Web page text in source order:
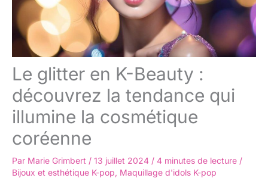
Le glitter en K-Beauty :
découvrez la tendance qui
illumine la cosmétique
coréenne
Par Marie Grimbert / 13 juillet 2024 / 4 minutes de lecture /
Bijoux et esthétique K-pop, Maquillage d'idols K-pop